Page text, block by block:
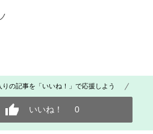
りの記事を「いいね！」で応援しよう
いいね！ 0